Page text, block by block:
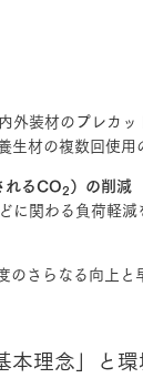
外装材のプレカッ
生材の複数回使用
れるCO2）の削減
に関わる負荷軽減
のさらなる向上
理念」と